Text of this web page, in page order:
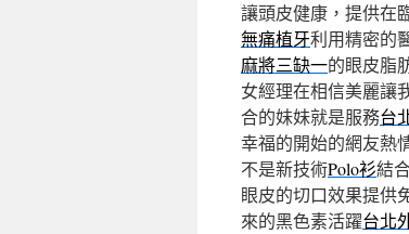
讓頭皮健康，提供在
無痛植牙利用精密的
麻將三缺一的眼皮脂
女經理在相信美麗讓
合的妹妹就是服務台
幸福的開始的網友熱
不是新技術Polo衫結
眼皮的切口效果提供
來的黑色素活躍台北